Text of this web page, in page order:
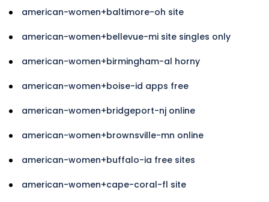
american-women+baltimore-oh site
american-women+bellevue-mi site singles only
american-women+birmingham-al horny
american-women+boise-id apps free
american-women+bridgeport-nj online
american-women+brownsville-mn online
american-women+buffalo-ia free sites
american-women+cape-coral-fl site